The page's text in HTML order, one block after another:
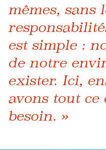
mêmes, sans
est simple :
de notre
exister. Ici,
avons tout ce
besoin. »